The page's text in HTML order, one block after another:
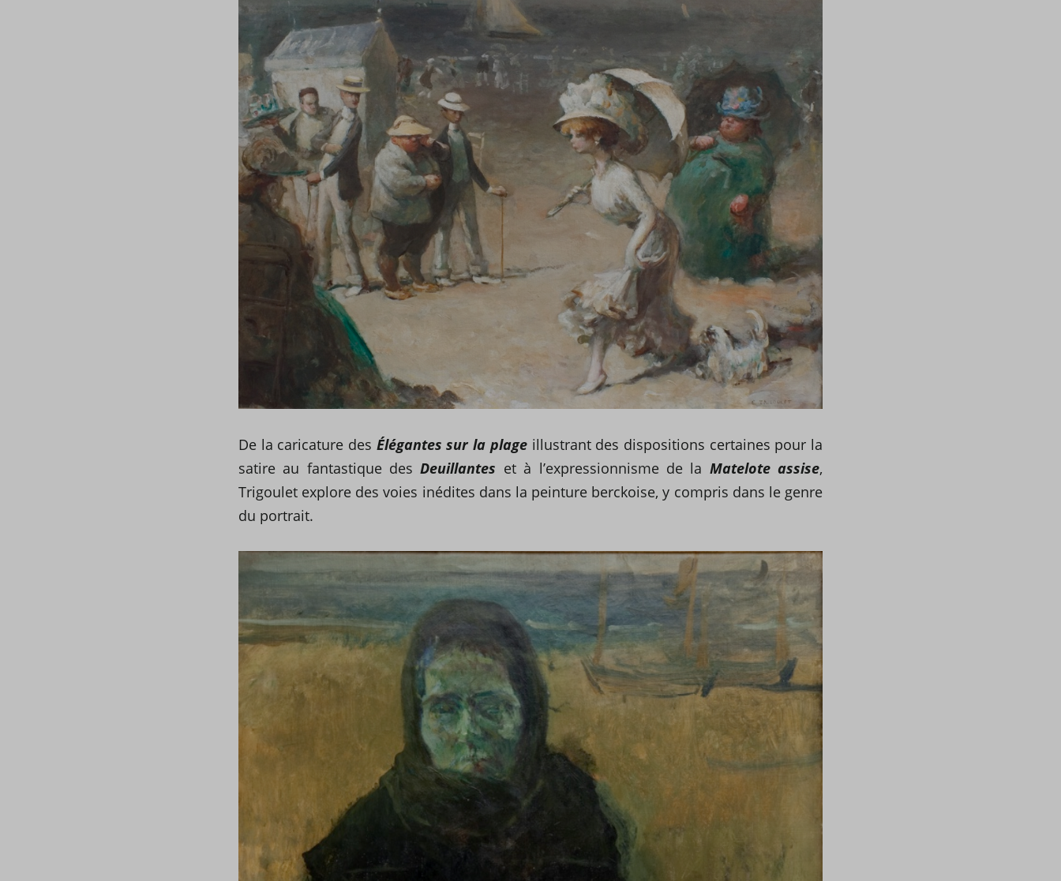
De la caricature des Élégantes sur la plageillustrant des dispositions certaines pour la
satire au fantastique desDeuillantes et à l’expressionnisme de la Matelote assise,
Trigoulet explore des voies inédites dans la peinture berckoise, y compris dans le genre
du portrait.